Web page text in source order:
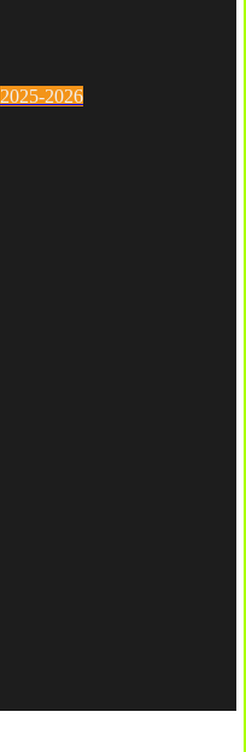
2025-2026